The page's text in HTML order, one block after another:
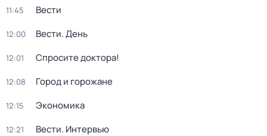
11:45 Вести
12:00 Вести. День
12:01 Спросите доктора!
12:08 Город и горожане
12:15 Экономика
12:21 Вести. Интервью